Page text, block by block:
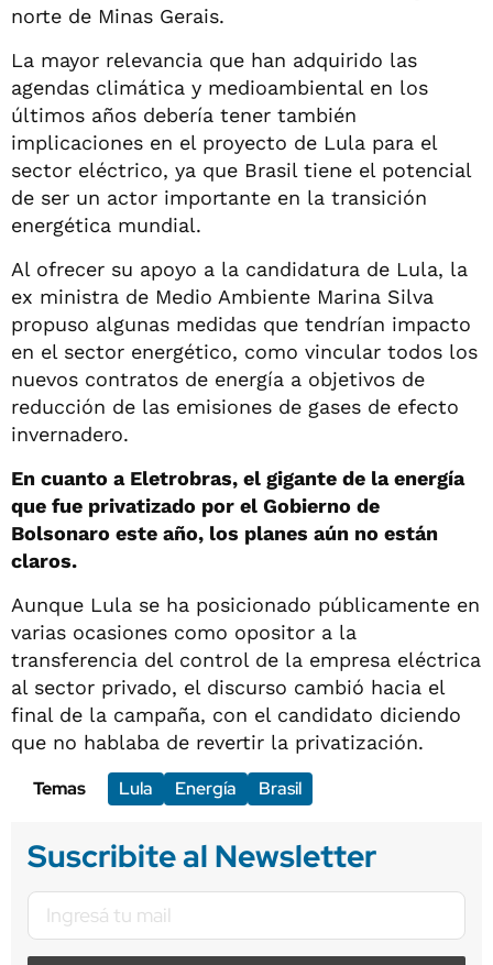
norte de Minas Gerais.
La mayor relevancia que han adquirido las
agendas climática y medioambiental en los
últimos años debería tener también
implicaciones en el proyecto de Lula para el
sector eléctrico, ya que Brasil tiene el potencial
de ser un actor importante en la transición
energética mundial.
Al ofrecer su apoyo a la candidatura de Lula, la
ex ministra de Medio Ambiente Marina Silva
propuso algunas medidas que tendrían impacto
en el sector energético, como vincular todos los
nuevos contratos de energía a objetivos de
reducción de las emisiones de gases de efecto
invernadero.
En cuanto a Eletrobras, el gigante de la energía
que fue privatizado por el Gobierno de
Bolsonaro este año, los planes aún no están
claros.
Aunque Lula se ha posicionado públicamente en
varias ocasiones como opositor a la
transferencia del control de la empresa eléctrica
al sector privado, el discurso cambió hacia el
final de la campaña, con el candidato diciendo
que no hablaba de revertir la privatización.
Temas
Lula Energía Brasil
Suscribite al Newsletter